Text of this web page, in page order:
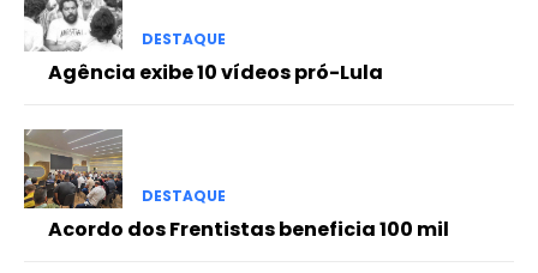
DESTAQUE
Agência exibe 10 vídeos pró-Lula
DESTAQUE
Acordo dos Frentistas beneficia 100 mil